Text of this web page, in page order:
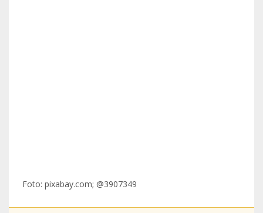
Foto: pixabay.com; @3907349